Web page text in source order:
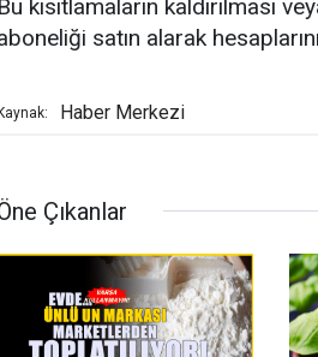
Bu kısıtlamaların kaldırılması
satın alarak
Haber Merkezi
Çıkanlar